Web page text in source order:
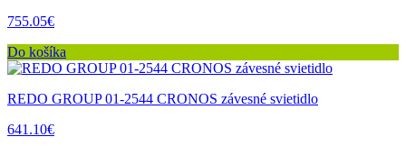
755.05€
Do košíka
REDO GROUP 01-2544 CRONOS závesné svietidlo
641.10€